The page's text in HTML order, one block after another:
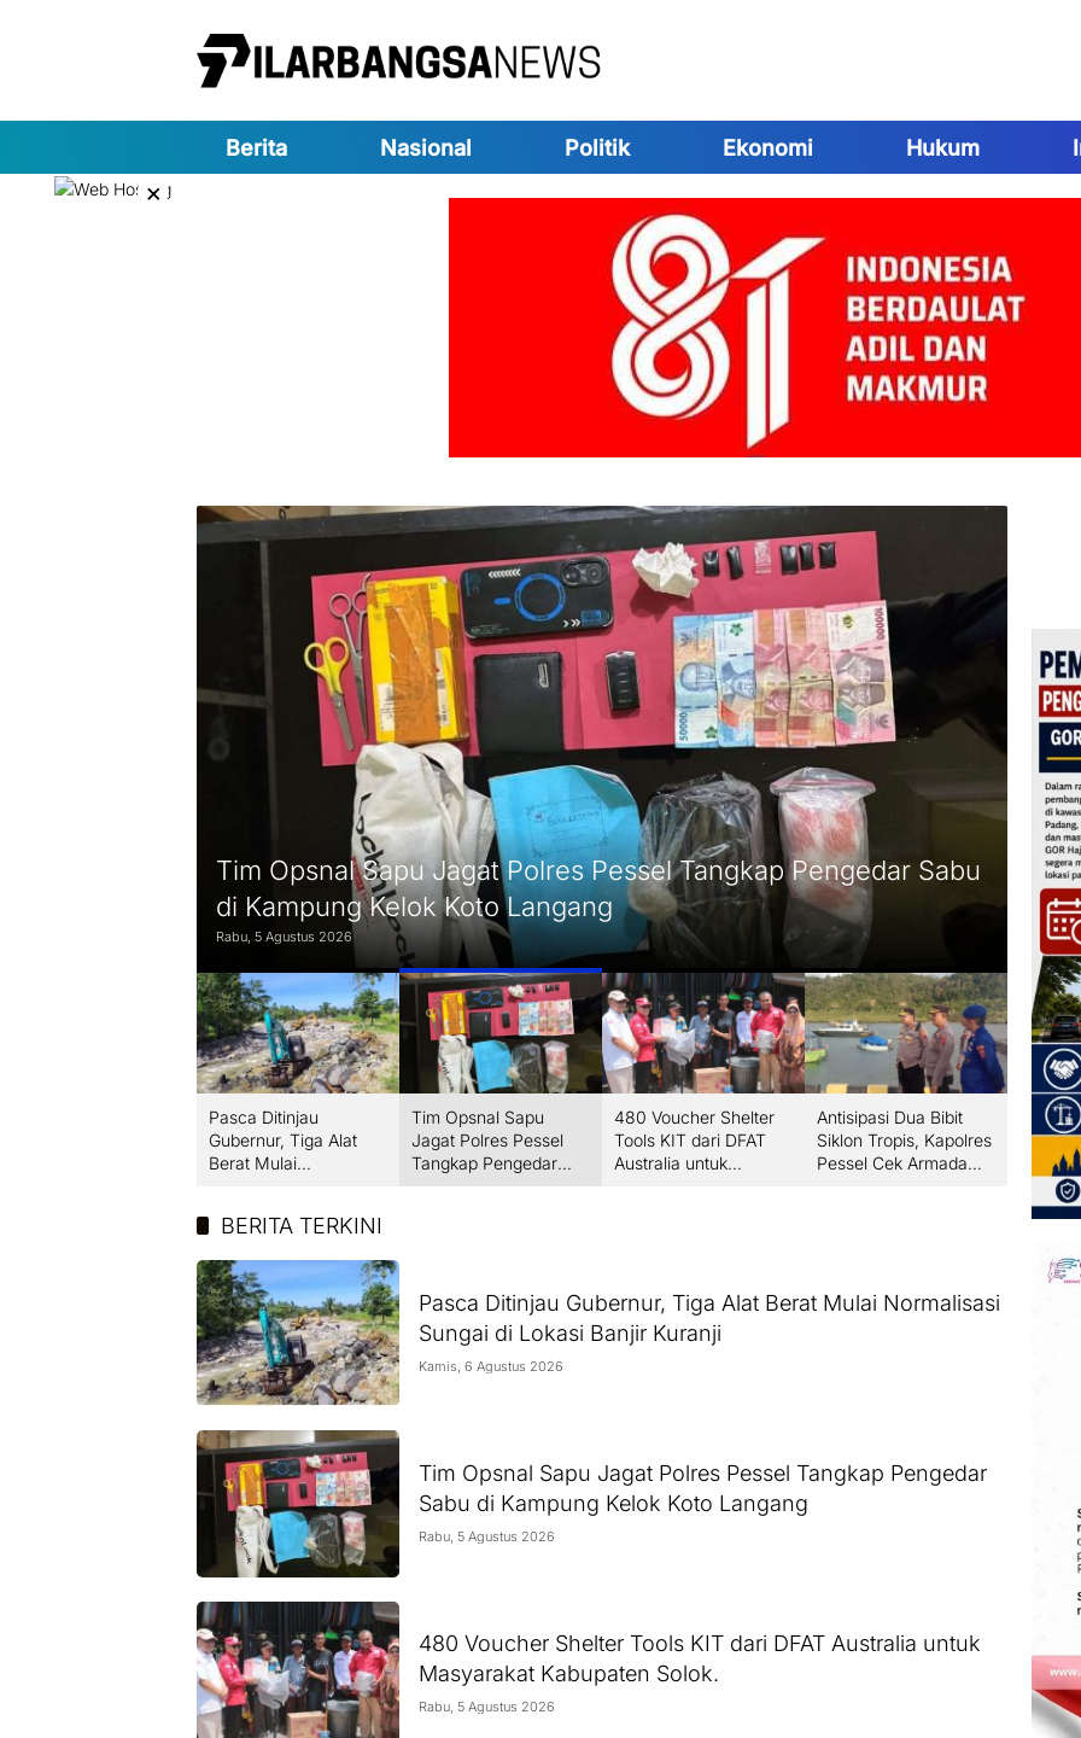
Berita Nasional Politik Ekonomi Hukum
×
Tim Opsnal Sapu Jagat Polres Pessel Tangkap Pengedar Sabu
di Kampung Kelok Koto Langang
Rabu, 5 Agustus 2026 Rabu, 5
Pasca Ditinjau
Gubernur, Tiga Alat
Berat Mulai
Tim Opsnal Sapu
Jagat Polres Pessel
Tangkap Pengedar
Sabu di Kampung
480 Voucher Shelter
Tools KIT dari DFAT
Australia untuk
Antisipasi Dua Bibit
Siklon Tropis, Kapolres
Pessel Cek Armada
BERITA TERKINI
Pasca Ditinjau Gubernur, Tiga Alat Berat Mulai Normalisasi
Sungai di Lokasi Banjir Kuranji
Kamis, 6 Agustus 2026
Tim Opsnal Sapu Jagat Polres Pessel Tangkap Pengedar
Sabu di Kampung Kelok Koto Langang
Rabu, 5 Agustus 2026
480 Voucher Shelter Tools KIT dari DFAT Australia untuk
Masyarakat Kabupaten Solok.
Rabu, 5 Agustus 2026